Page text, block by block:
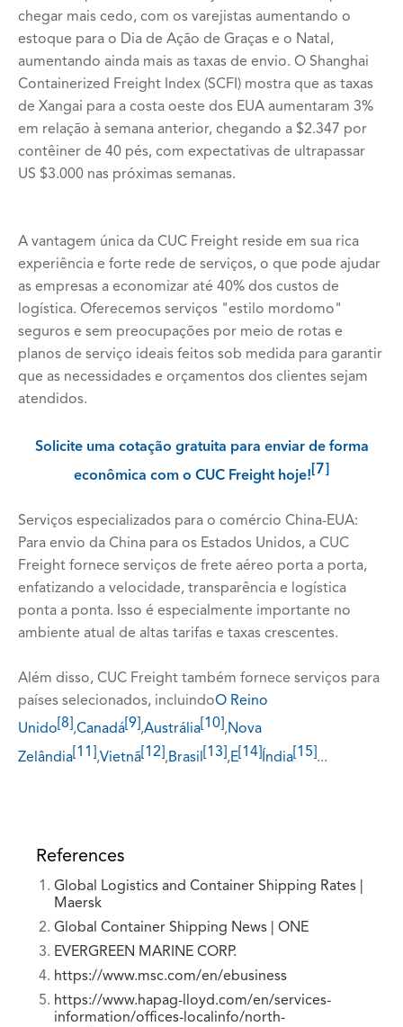
chegar mais cedo, com os varejistas aumentando o
estoque para o Dia de Ação de Graças e o Natal,
aumentando ainda mais as taxas de envio. O Shanghai
Containerized Freight Index (SCFI) mostra que as taxas
de Xangai para a costa oeste dos EUA aumentaram 3%
em relação à semana anterior, chegando a $2.347 por
contêiner de 40 pés, com expectativas de ultrapassar
US $3.000 nas próximas semanas.
A vantagem única da CUC Freight reside em sua rica
experiência e forte rede de serviços, o que pode ajudar
as empresas a economizar até 40% dos custos de
logística. Oferecemos serviços "estilo mordomo"
seguros e sem preocupações por meio de rotas e
planos de serviço ideais feitos sob medida para garantir
que as necessidades e orçamentos dos clientes sejam
atendidos.
Solicite uma cotação gratuita para enviar de forma
econômica com o CUC Freight hoje! [7]
Serviços especializados para o comércio China-EUA:
Para envio da China para os Estados Unidos, a CUC
Freight fornece serviços de frete aéreo porta a porta,
enfatizando a velocidade, transparência e logística
ponta a ponta. Isso é especialmente importante no
ambiente atual de altas tarifas e taxas crescentes.
Além disso, CUC Freight também fornece serviços para
países selecionados, incluindoO Reino
Unido [8] ,Canadá [9] ,Austrália [10] ,Nova
Zelândia [11] ,Vietnã [12] ,Brasil [13] ,E [14] Índia [15] ...
References
Global Logistics and Container Shipping Rates |
Maersk
Global Container Shipping News | ONE
EVERGREEN MARINE CORP.
https://www.msc.com/en/ebusiness
https://www.hapag-lloyd.com/en/services-
information/offices-localinfo/north-